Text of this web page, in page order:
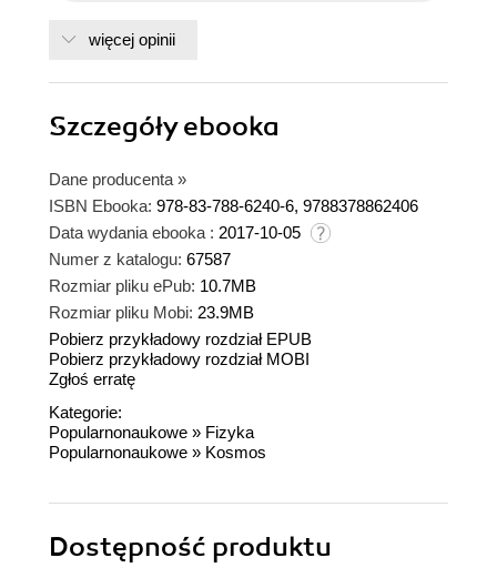
więcej opinii
Szczegółyebooka
Dane producenta »
ISBN Ebooka: 978-83-788-6240-6, 9788378862406
Data wydania ebooka : 2017-10-05
Numer z katalogu: 67587
Rozmiar pliku ePub: 10.7MB
Rozmiar pliku Mobi: 23.9MB
Pobierz przykładowy rozdział EPUB
Pobierz przykładowy rozdział MOBI
Zgłoś erratę
Kategorie:
Popularnonaukowe » Fizyka
Popularnonaukowe » Kosmos
Dostępność produktu